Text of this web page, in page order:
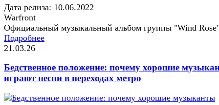
Дата релиза: 10.06.2022
Warfront
Официальный музыкальный альбом группы "Wind
Подробнее
21.03.26
Бедственное положение: почему хорошие
играют песни в переходах метро